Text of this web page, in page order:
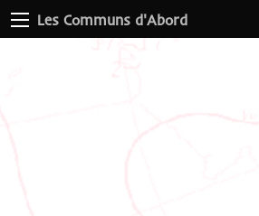
Les Communs d'Abord